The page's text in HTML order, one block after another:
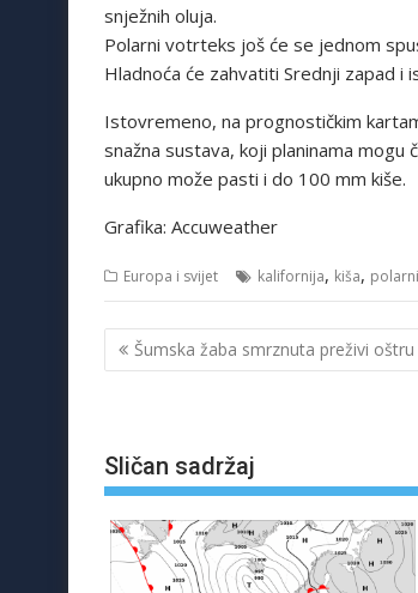
snježnih oluja.
Polarni votrteks još će se jednom
Hladnoća će zahvatiti Srednji zapad i
Istovremeno, na prognostičkim
snažna sustava, koji planinama
ukupno može pasti i do 100 mm kiše.
Grafika: Accuweather
Europa i svijet kalifornija, kiša,
Navigacija
objava
Šumska žaba smrznuta preživi
Sličan sadržaj